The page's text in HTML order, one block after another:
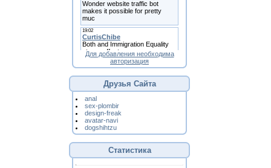
Для добавления необходима
авторизация
Друзья Сайта
anal
sex-plombir
design-freak
avatar-navi
dogshihtzu
Статистика